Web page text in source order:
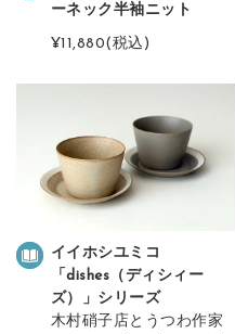
ーネック半袖ニット
¥11,880(税込)
イイホシユミコ
「dishes（ディシィー
ズ）」シリーズ
木村硝子店とうつわ作家